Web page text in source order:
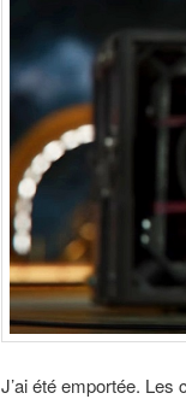
J’ai été emportée. Les